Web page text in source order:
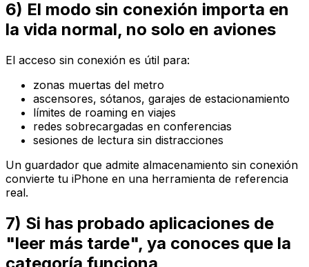
6) El modo sin conexión importa en
la vida normal, no solo en aviones
El acceso sin conexión es útil para:
zonas muertas del metro
ascensores, sótanos, garajes de estacionamiento
límites de roaming en viajes
redes sobrecargadas en conferencias
sesiones de lectura sin distracciones
Un guardador que admite almacenamiento sin conexión
convierte tu iPhone en una herramienta de referencia
real.
7) Si has probado aplicaciones de
"leer más tarde", ya conoces que la